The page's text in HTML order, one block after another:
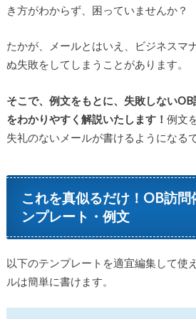
き方がわからず、困っていませんか？
たかが、メールとはいえ、ビジネスマ
ぬ失敗をしてしまうことがあります。
そこで、例文をもとに、失敗しない
をわかりやすく解説いたします！ 例文
失礼のないメールが書けるようになる
これを真似るだけ！OB訪
ンプレート・例文
以下のテンプレートを適宜編集して使
ルは簡単に書けます。